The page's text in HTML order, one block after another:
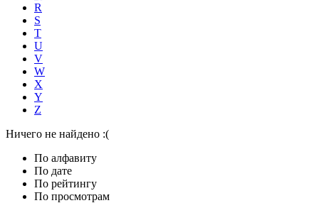
R
S
T
U
V
W
X
Y
Z
Ничего не найдено :(
По алфавиту
По дате
По рейтингу
По просмотрам